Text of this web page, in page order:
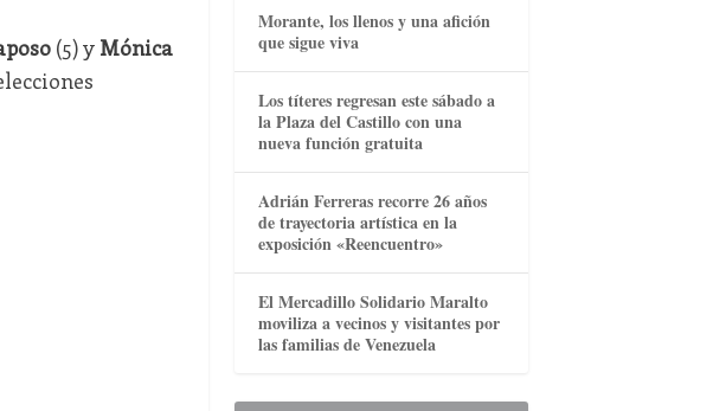
(5) y Mónica
Morante, los llenos y una afición
que sigue viva
Los títeres regresan este sábado a
la Plaza del Castillo con una
nueva función gratuita
Adrián Ferreras recorre 26 años
de trayectoria artística en la
exposición «Reencuentro»
El Mercadillo Solidario Maralto
moviliza a vecinos y visitantes por
las familias de Venezuela